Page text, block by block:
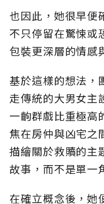
也因此，她很早便
不只停留在驚悚或
包裝更深層的情感
基於這樣的想法，
走傳統的大男女主
一齣群戲比重極高
焦在房仲與凶宅之
描繪關於救贖的主
故事，而不是單一
在確立概念後，她